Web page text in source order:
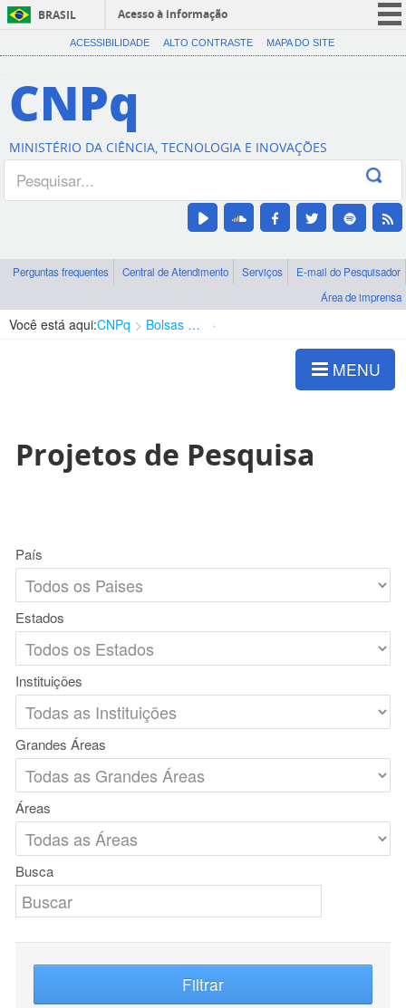
BRASIL
Acesso à informação
CORONAVÍRUS (COVID-19)
Canais
ACESSIBILIDADE ALTO CONTRASTE MAPA DO SITE
CNPq
MINISTÉRIO DA CIÊNCIA, TECNOLOGIA E INOVAÇÕES
Perguntas frequentes Central de Atendimento Serviços
E-mail do Pesquisador
Área de imprensa
Você está aqui:CNPq Bolsas e Auxílios Vigentes
MENU
Projetos de Pesquisa
País
Estados
Instituições
Grandes Áreas
Áreas
Busca
Filtrar